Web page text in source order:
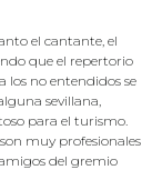
el cantante, el
que el repertorio
los no entendidos se
sevillana,
para el turismo.
muy profesionales
del gremio